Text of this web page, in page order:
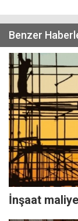
Benzer
İnşaat